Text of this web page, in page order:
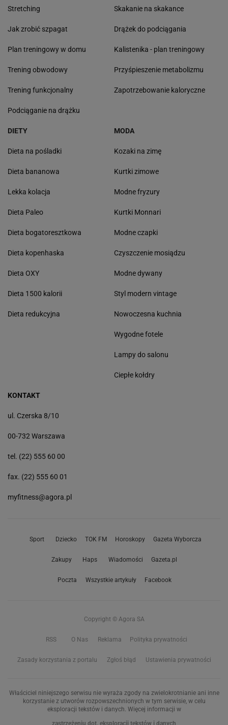
Stretching
Jak zrobić szpagat
Plan treningowy w domu
Trening obwodowy
Trening funkcjonalny
Podciąganie na drążku
Skakanie na skakance
Drążek do podciągania
Kalistenika - plan treningowy
Przyśpieszenie metabolizmu
Zapotrzebowanie kaloryczne
DIETY
Dieta na pośladki
Dieta bananowa
Lekka kolacja
Dieta Paleo
Dieta bogatoresztkowa
Dieta kopenhaska
Dieta OXY
Dieta 1500 kalorii
Dieta redukcyjna
MODA
Kozaki na zimę
Kurtki zimowe
Modne fryzury
Kurtki Monnari
Modne czapki
Czyszczenie mosiądzu
Modne dywany
Styl modern vintage
Nowoczesna kuchnia
Wygodne fotele
Lampy do salonu
Ciepłe kołdry
KONTAKT
ul. Czerska 8/10
00-732 Warszawa
tel. (22) 555 60 00
fax. (22) 555 60 01
myfitness@agora.pl
Sport Dziecko TOK FM Horoskopy Gazeta Wyborcza
Zakupy Haps Wiadomości Gazeta.pl
Poczta Wszystkie artykuły Facebook
Copyright © Agora SA
RSS O Nas Reklama Polityka prywatności
Zasady korzystania z portalu Zgłoś błąd Ustawienia prywatności
Właściciel niniejszego serwisu nie wyraża zgody na zwielokrotnianie ani inne
korzystanie z utworów rozpowszechnionych w tym serwisie, w celu
eksploracji tekstów i danych. Więcej informacji w
zastrzeżeniu dot. eksploracji tekstów i danych